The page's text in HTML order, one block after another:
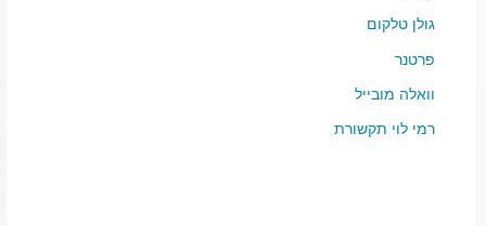
גולן טלקום
פרטנר
וואלה מובייל
רמי לוי תקשורת